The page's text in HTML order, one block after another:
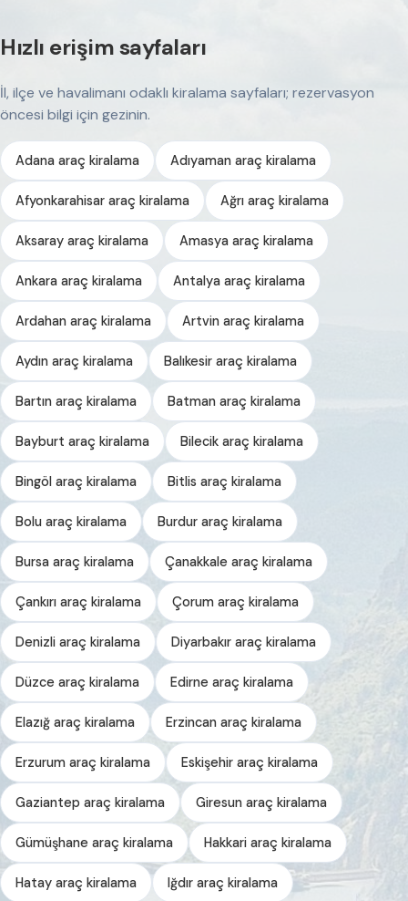
Hızlı erişim sayfaları
İl, ilçe ve havalimanı odaklı kiralama sayfaları; rezervasyon
öncesi bilgi için gezinin.
Adana araç kiralama Adıyaman araç kiralama
Afyonkarahisar araç kiralama Ağrı araç kiralama
Aksaray araç kiralama Amasya araç kiralama
Ankara araç kiralama Antalya araç kiralama
Ardahan araç kiralama Artvin araç kiralama
Aydın araç kiralama Balıkesir araç kiralama
Bartın araç kiralama Batman araç kiralama
Bayburt araç kiralama Bilecik araç kiralama
Bingöl araç kiralama Bitlis araç kiralama
Bolu araç kiralama Burdur araç kiralama
Bursa araç kiralama Çanakkale araç kiralama
Çankırı araç kiralama Çorum araç kiralama
Denizli araç kiralama Diyarbakır araç kiralama
Düzce araç kiralama Edirne araç kiralama
Elazığ araç kiralama Erzincan araç kiralama
Erzurum araç kiralama Eskişehir araç kiralama
Gaziantep araç kiralama Giresun araç kiralama
Gümüşhane araç kiralama Hakkari araç kiralama
Hatay araç kiralama Iğdır araç kiralama